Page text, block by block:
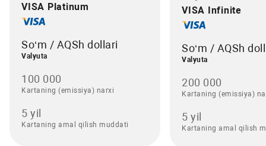
VISA Platinum
So‘m / AQSh dollari
Valyuta
100 000
Kartaning (emissiya) narxi
5 yil
Kartaning amal qilish muddati
VISA Infinite
So‘m / AQSh
Valyuta
200 000
Kartaning (emissiya)
5 yil
Kartaning amal qilish